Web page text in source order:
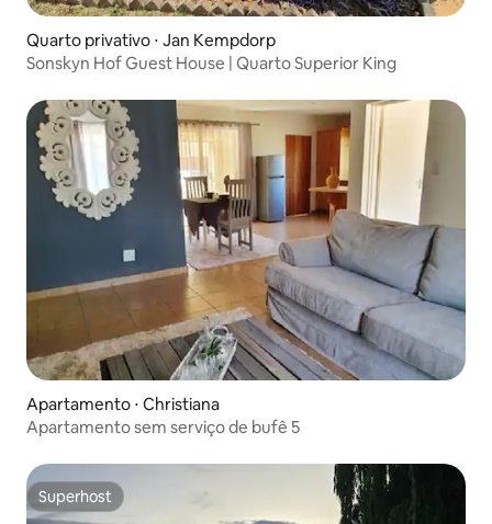
Quarto privativo ⋅ Jan Kempdorp
Sonskyn Hof Guest House | Quarto Superior King
Apartamento ⋅ Christiana
Apartamento sem serviço de bufê 5
Superhost
Superhost